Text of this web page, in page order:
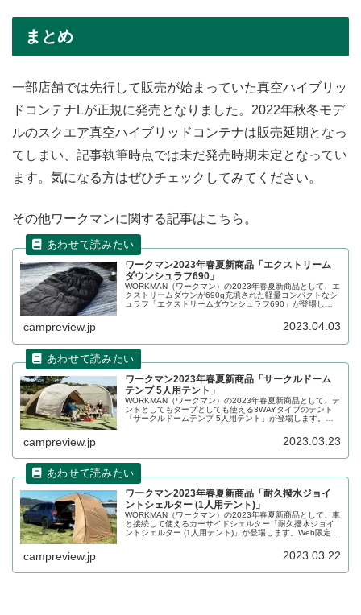
まとめ
一部店舗では先行して販売が始まっていた真空ハイブリッ
ドコンテナLが正規に発売となりました。2022年秋冬モデ
ルのスクエア真空ハイブリッドコンテナは販売延期となっ
てしまい、記事執筆時点では未だ発売時期未定となってい
ます。気になる方はぜひチェックしてみてください。
その他ワークマンに関する記事はこちら。
ワークマン2023年春夏新商品「エクストリーム
ダウンシュラフ690」
WORKMAN（ワークマン）の2023年春夏新商品として、エ
クストリームダウンが690g充填された軽量コンパクトなシ
ュラフ「エクストリームダウンシュラフ690」が登場しま
campreview.jp 2023.04.03
ワークマン2023年春夏新商品「サークルドーム
テンプ 5人用テント」
WORKMAN（ワークマン）の2023年春夏新商品として、テ
ントとしてもタープとしても使える3WAYタイプのテント
「サークルドームテンプ 5人用テント」が登場します。
campreview.jp 2023.03.23
ワークマン2023年春夏新商品「耐久撥水ジョイ
ントシェルター (1人用テント)」
WORKMAN（ワークマン）の2023年春夏新商品として、車
と接続して使えるカーサイドシェルター「耐久撥水ジョイ
ントシェルター (1人用テント)」が登場します。Web限定で
campreview.jp 2023.03.22